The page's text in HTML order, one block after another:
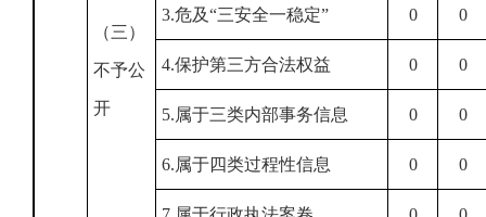
（三）
不予公
开
3.危及“三安全一稳定” 0 0
4.保护第三方合法权益 0 0
5.属于三类内部事务信息 0 0
6.属于四类过程性信息 0 0